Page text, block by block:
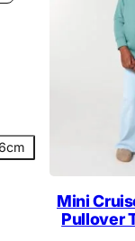
Mini
Pullover